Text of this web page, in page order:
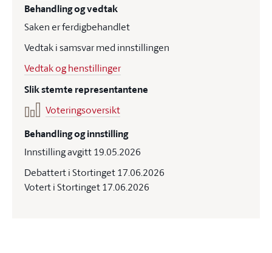
Behandling og vedtak
Saken er ferdigbehandlet
Vedtak i samsvar med innstillingen
Vedtak og henstillinger
Slik stemte representantene
Voteringsoversikt
Behandling og innstilling
Innstilling avgitt 19.05.2026
Debattert i Stortinget 17.06.2026
Votert i Stortinget 17.06.2026